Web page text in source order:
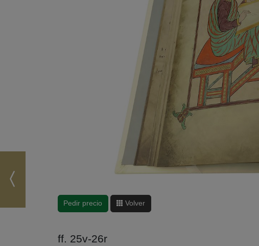
Pedir precio Volver
ff. 25v-26r